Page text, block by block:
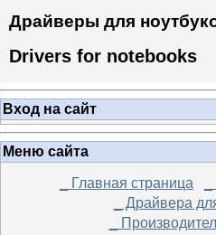
Драйверы для
Drivers for notebooks
Вход на сайт
Меню сайта
_ Главная страница
_ Драйвера
_